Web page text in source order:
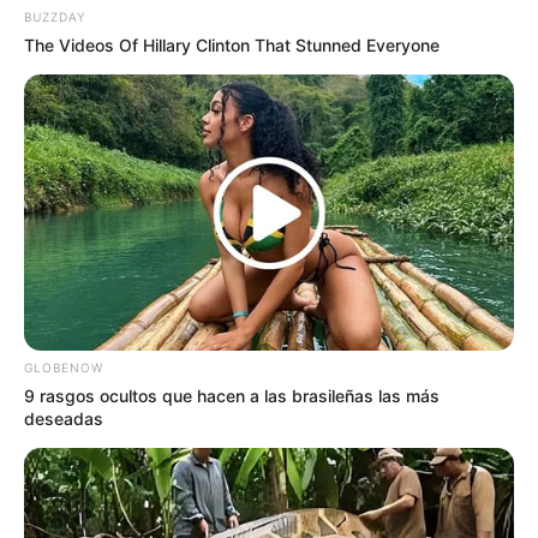
Muchos de estos cuerpos de agua
subterráneos tienen un profundo significado
para las comunidades locales, lo que podría ser
un factor adicional en la decisión de la familia
de mantener su propiedad.
BUZZDAY
The Videos Of Hillary Clinton That Stunned Everyone
GLOBENOW
9 rasgos ocultos que hacen a las brasileñas las más
deseadas